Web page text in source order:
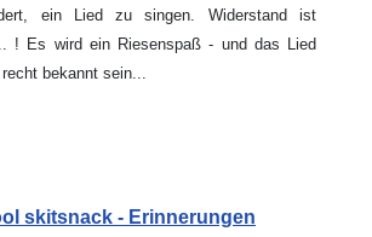
ein Lied zu singen. Widerstand ist
! Es wird ein Riesenspaß - und das Lied
bekannt sein...
skitsnack - Erinnerungen